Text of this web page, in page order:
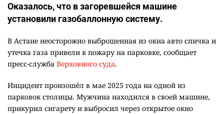
Оказалось, что в загоревшейся машине
установили газобаллонную систему.
В Астане неосторожно выброшенная из окна авто спичка и
утечка газа привели к пожару на парковке, сообщает
пресс-служба Верховного суда.
Инцидент произошёл в мае 2025 года на одной из
парковок столицы. Мужчина находился в своей машине,
прикурил сигарету и выбросил через открытое окно